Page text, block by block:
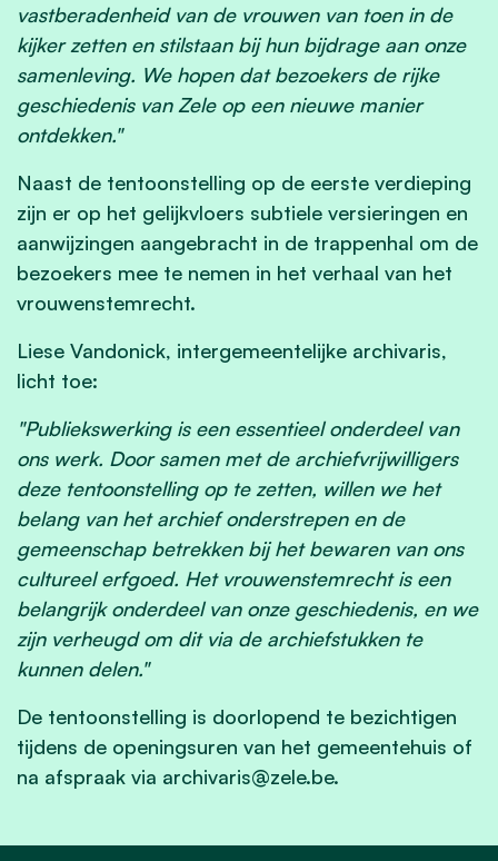
vastberadenheid van de vrouwen van toen in de
kijker zetten en stilstaan bij hun bijdrage aan onze
samenleving. We hopen dat bezoekers de rijke
geschiedenis van Zele op een nieuwe manier
ontdekken."
Naast de tentoonstelling op de eerste verdieping
zijn er op het gelijkvloers subtiele versieringen en
aanwijzingen aangebracht in de trappenhal om de
bezoekers mee te nemen in het verhaal van het
vrouwenstemrecht.
Liese Vandonick, intergemeentelijke archivaris,
licht toe:
"Publiekswerking is een essentieel onderdeel van
ons werk. Door samen met de archiefvrijwilligers
deze tentoonstelling op te zetten, willen we het
belang van het archief onderstrepen en de
gemeenschap betrekken bij het bewaren van ons
cultureel erfgoed. Het vrouwenstemrecht is een
belangrijk onderdeel van onze geschiedenis, en we
zijn verheugd om dit via de archiefstukken te
kunnen delen."
De tentoonstelling is doorlopend te bezichtigen
tijdens de openingsuren van het gemeentehuis of
na afspraak via archivaris@zele.be.